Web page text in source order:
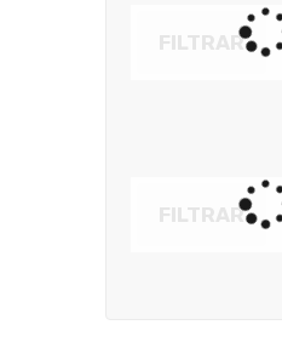
FILTRAR
FILTRAR